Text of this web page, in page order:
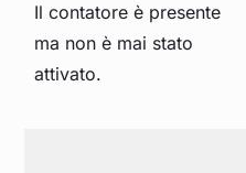
Il contatore è presente
ma non è mai stato
attivato.